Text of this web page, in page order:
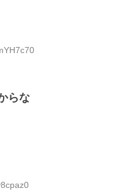
らな